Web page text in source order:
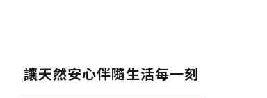
讓天然安心伴隨生活每一刻